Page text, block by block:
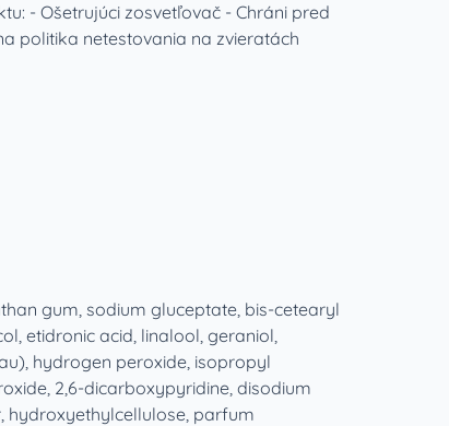
- Ošetrujúci zosvetľovač - Chráni pred
politika netestovania na zvieratách
gum, sodium gluceptate, bis‑cetearyl
etidronic acid, linalool, geraniol,
hydrogen peroxide, isopropyl
2,6-dicarboxypyridine, disodium
hydroxyethylcellulose, parfum